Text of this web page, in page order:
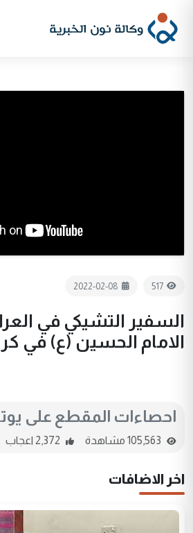
517
2022-02-08
السفير التشيكي في
الامام الحسين (ع) في
احصاءات المقطع على
اخر الاضافات